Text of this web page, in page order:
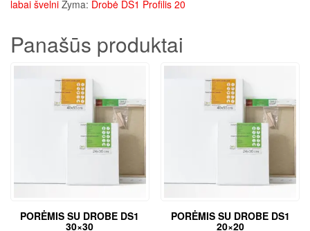
labai švelni Žyma: Drobė DS1 Profilis 20
Panašūs produktai
PORĖMIS SU DROBE DS1
30×30
PORĖMIS SU DROBE DS1
20×20